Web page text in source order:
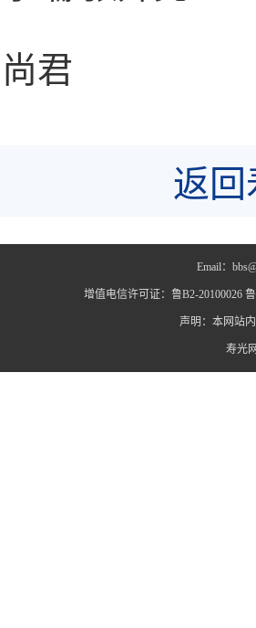
君
返回
Email：
增值电信许可证：鲁B2-20100026
声明：本网站
寿光